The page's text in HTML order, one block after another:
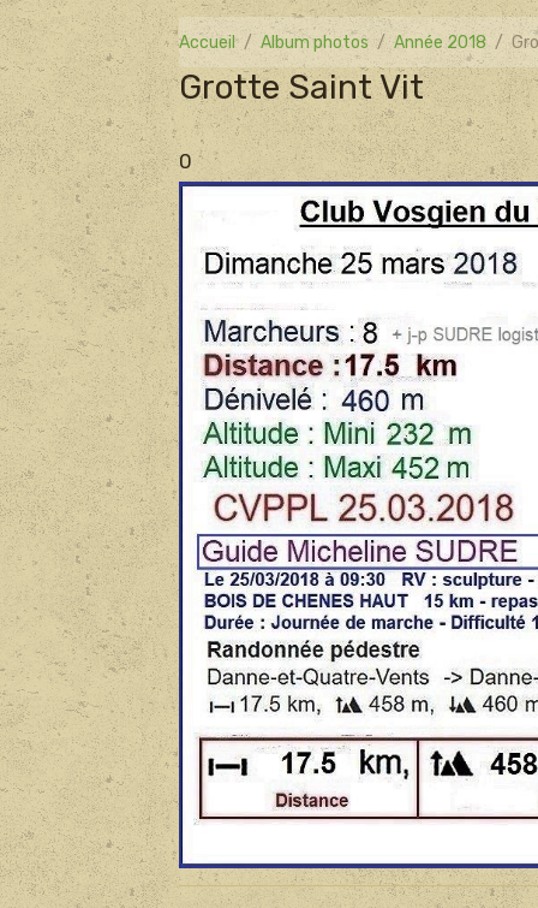
Accueil Album photos Année 2018
Grotte Saint Vit
0